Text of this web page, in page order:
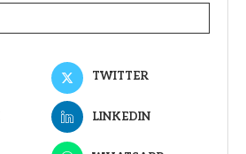
TWITTER
LINKEDIN